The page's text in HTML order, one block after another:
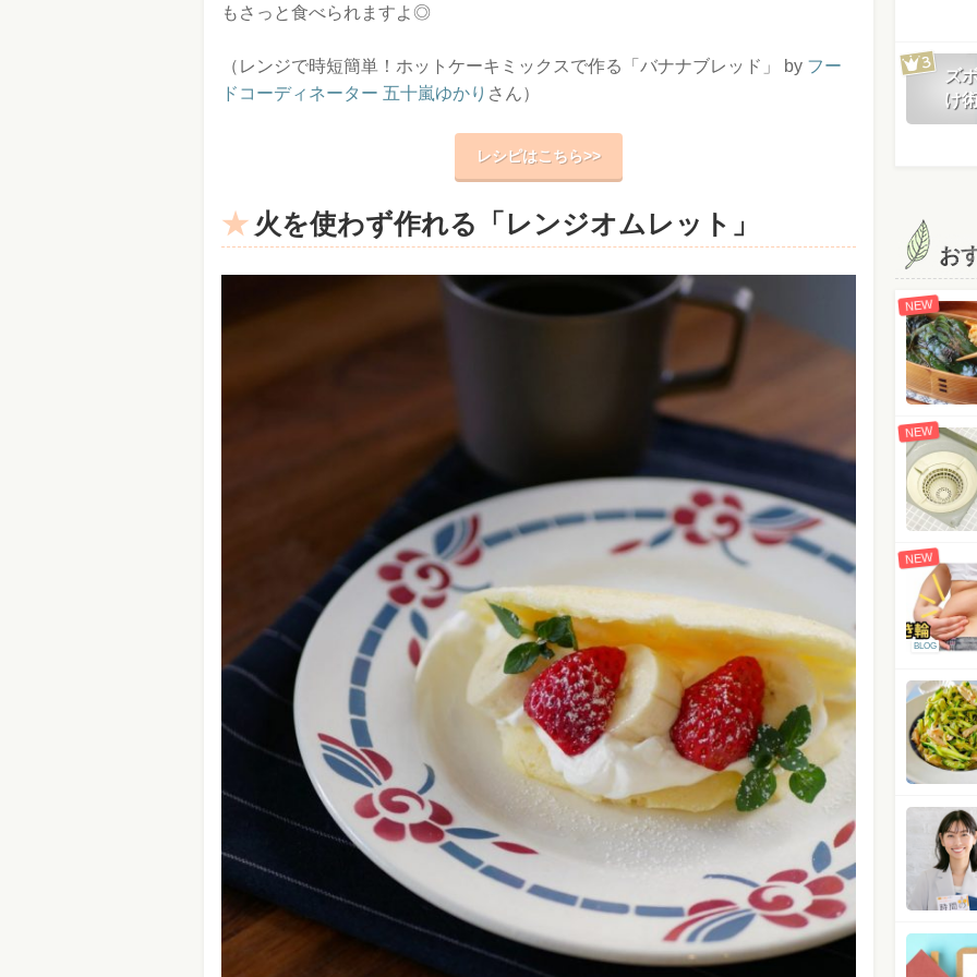
もさっと食べられますよ◎
（レンジで時短簡単！ホットケーキミックスで作る「バナナブレッド」 by フー
ドコーディネーター 五十嵐ゆかり さん）
レシピはこちら>>
火を使わず作れる「レンジオムレット」
ズ
け
お
NEW
NEW
NEW
BLOG